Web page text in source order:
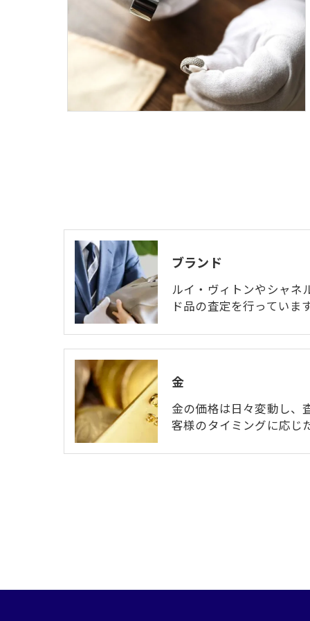
ブランド
ルイ・ヴィトンやシャネ
ド品の査定を行ってい
金
金の価格は日々変動し、
客様のタイミングに応